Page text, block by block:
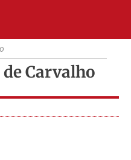
Carvalho